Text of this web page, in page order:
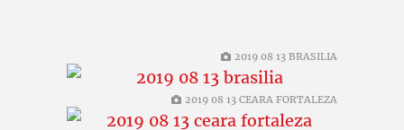
2019 08 13 BRASILIA
2019 08 13 CEARA FORTALEZA